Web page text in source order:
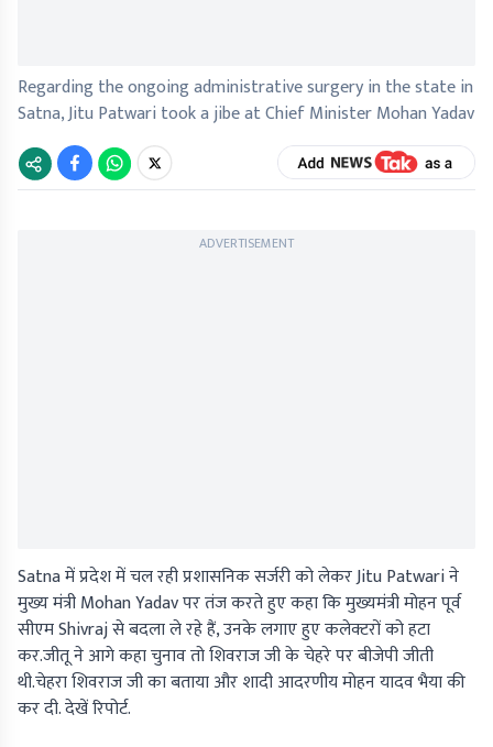
Regarding the ongoing administrative surgery in the state in
Satna, Jitu Patwari took a jibe at Chief Minister Mohan Yadav
ADVERTISEMENT
Satna में प्रदेश में चल रही प्रशासनिक सर्जरी को लेकर Jitu Patwari ने
मुख्य मंत्री Mohan Yadav पर तंज करते हुए कहा कि मुख्यमंत्री मोहन पूर्व
सीएम Shivraj से बदला ले रहे हैं, उनके लगाए हुए कलेक्टरों को हटा
कर.जीतू ने आगे कहा चुनाव तो शिवराज जी के चेहरे पर बीजेपी जीती
थी.चेहरा शिवराज जी का बताया और शादी आदरणीय मोहन यादव भैया की
कर दी. देखें रिपोर्ट.